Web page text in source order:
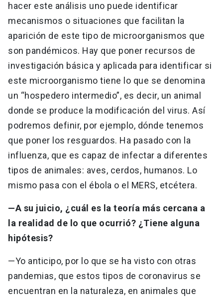
hacer este análisis uno puede identificar
mecanismos o situaciones que facilitan la
aparición de este tipo de microorganismos que
son pandémicos. Hay que poner recursos de
investigación básica y aplicada para identificar si
este microorganismo tiene lo que se denomina
un “hospedero intermedio”, es decir, un animal
donde se produce la modificación del virus. Así
podremos definir, por ejemplo, dónde tenemos
que poner los resguardos. Ha pasado con la
influenza, que es capaz de infectar a diferentes
tipos de animales: aves, cerdos, humanos. Lo
mismo pasa con el ébola o el MERS, etcétera.
—A su juicio, ¿cuál es la teoría más cercana a
la realidad de lo que ocurrió? ¿Tiene alguna
hipótesis?
—Yo anticipo, por lo que se ha visto con otras
pandemias, que estos tipos de coronavirus se
encuentran en la naturaleza, en animales que